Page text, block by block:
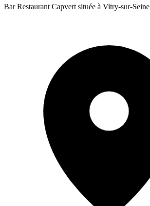
Bar Restaurant Capvert située à Vitry-sur-Seine